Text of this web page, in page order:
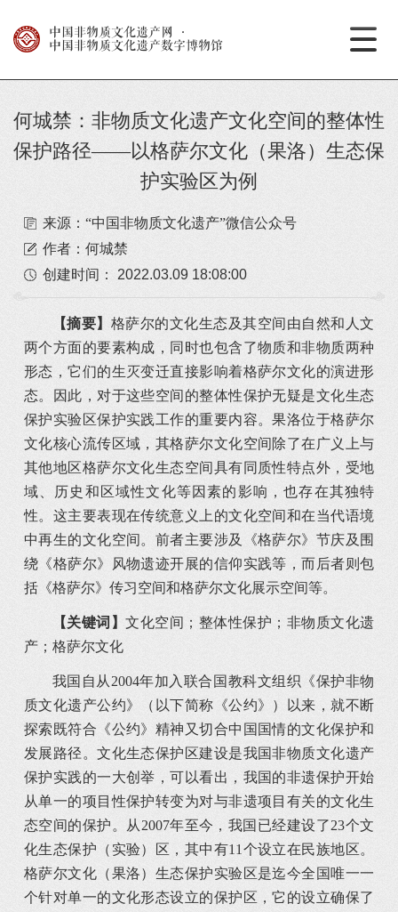
中国非物质文化遗产网
·
中国非物质文化遗产数字博物馆
何城禁：非物质文化遗产文化空间的整体性
保护路径——以格萨尔文化（果洛）生态保
护实验区为例
来源：“中国非物质文化遗产”微信公众号
作者：何城禁
创建时间：
2022.03.09 18:08:00
【摘要】 格萨尔的文化生态及其空间由自然和人文
两个方面的要素构成，同时也包含了物质和非物质两种
形态，它们的生灭变迁直接影响着格萨尔文化的演进形
态。因此，对于这些空间的整体性保护无疑是文化生态
保护实验区保护实践工作的重要内容。果洛位于格萨尔
文化核心流传区域，其格萨尔文化空间除了在广义上与
其他地区格萨尔文化生态空间具有同质性特点外，受地
域、历史和区域性文化等因素的影响，也存在其独特
性。这主要表现在传统意义上的文化空间和在当代语境
中再生的文化空间。前者主要涉及《格萨尔》节庆及围
绕《格萨尔》风物遗迹开展的信仰实践等，而后者则包
括《格萨尔》传习空间和格萨尔文化展示空间等。
【关键词】文化空间；整体性保护；非物质文化遗
产；格萨尔文化
我国自从2004年加入联合国教科文组织《保护非物
质文化遗产公约》（以下简称《公约》）以来，就不断
探索既符合《公约》精神又切合中国国情的文化保护和
发展路径。文化生态保护区建设是我国非物质文化遗产
保护实践的一大创举，可以看出，我国的非遗保护开始
从单一的项目性保护转变为对与非遗项目有关的文化生
态空间的保护。从2007年至今，我国已经建设了23个文
化生态保护（实验）区，其中有11个设立在民族地区。
格萨尔文化（果洛）生态保护实验区是迄今全国唯一一
个针对单一的文化形态设立的保护区，它的设立确保了